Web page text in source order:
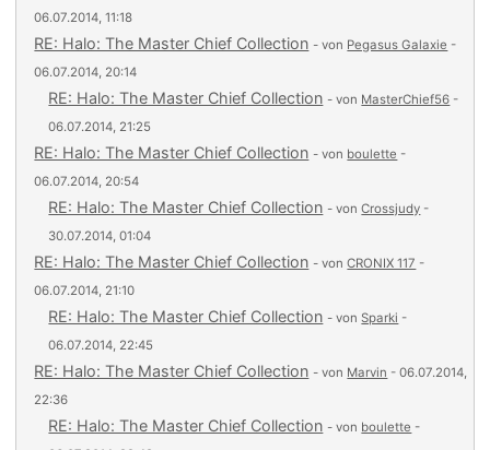
06.07.2014, 11:18
RE: Halo: The Master Chief Collection - von Pegasus Galaxie -
06.07.2014, 20:14
RE: Halo: The Master Chief Collection - von MasterChief56 -
06.07.2014, 21:25
RE: Halo: The Master Chief Collection - von boulette -
06.07.2014, 20:54
RE: Halo: The Master Chief Collection - vonCrossjudy -
30.07.2014, 01:04
RE: Halo: The Master Chief Collection - vonCRONIX 117 -
06.07.2014, 21:10
RE: Halo: The Master Chief Collection - vonSparki -
06.07.2014, 22:45
RE: Halo: The Master Chief Collection - von Marvin - 06.07.2014,
22:36
RE: Halo: The Master Chief Collection - von boulette -